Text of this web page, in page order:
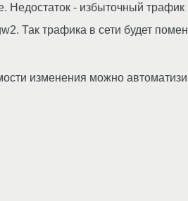
Недостаток - избыточный трафик
Так трафика в сети будет
изменения можно